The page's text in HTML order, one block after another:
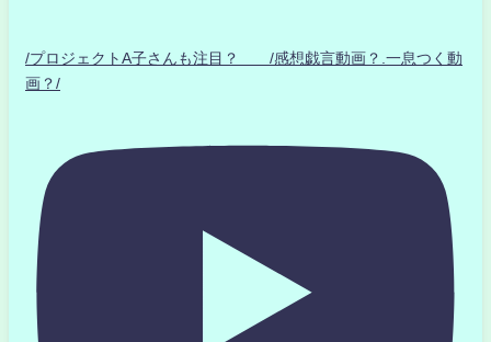
/プロジェクトA子さんも注目？ /感想戯言動画？.一息つく動
画？/